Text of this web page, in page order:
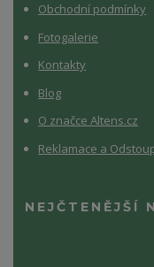
Obchodní podmínky
Fotogalerie
Kontakty
Blog
O značce Altens.cz
Reklamace a
NEJČTENĚJŠÍ